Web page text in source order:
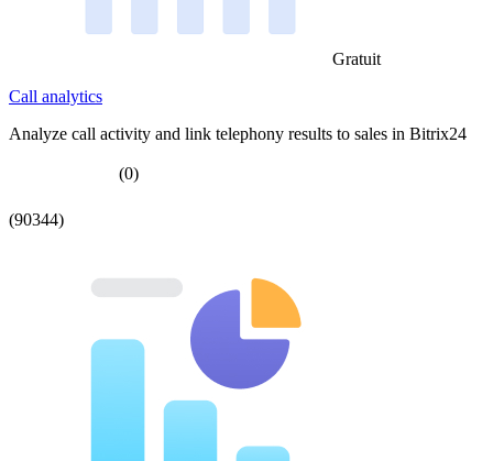
Gratuit
Call analytics
Analyze call activity and link telephony results to sales in Bitrix24
(0)
(90344)